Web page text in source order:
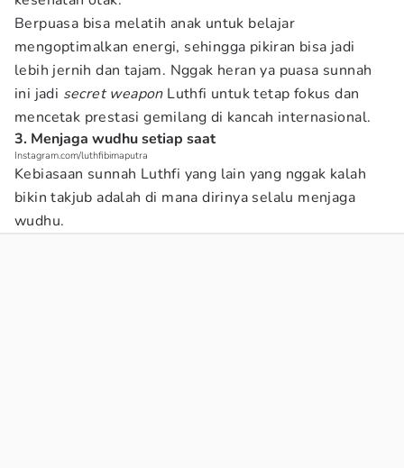
Berpuasa bisa melatih anak untuk belajar
mengoptimalkan energi, sehingga pikiran bisa jadi
lebih jernih dan tajam. Nggak heran ya puasa sunnah
ini jadi secret weaponLuthfi untuk tetap fokus dan
mencetak prestasi gemilang di kancah internasional.
3. Menjaga wudhu setiap saat
Instagram.com/luthfibimaputra
Kebiasaan sunnah Luthfi yang lain yang nggak kalah
bikin takjub adalah di mana dirinya selalu menjaga
wudhu.